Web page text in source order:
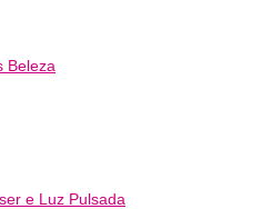
Beleza
e Luz Pulsada